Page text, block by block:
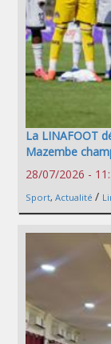
La LINAFOOT
Mazembe
28/07/2026 -
Sport, Actualité /